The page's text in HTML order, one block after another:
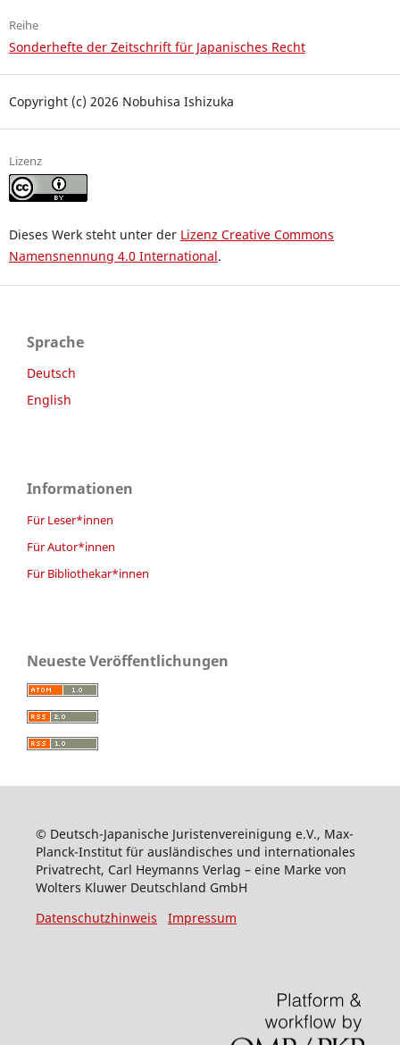
Reihe
Sonderhefte der Zeitschrift für Japanisches Recht
Copyright (c) 2026 Nobuhisa Ishizuka
Lizenz
Dieses Werk steht unter der Lizenz Creative Commons
Namensnennung 4.0 International.
Sprache
Deutsch
English
Informationen
Für Leser*innen
Für Autor*innen
Für Bibliothekar*innen
Neueste Veröffentlichungen
© Deutsch-Japanische Juristenvereinigung e.V., Max-
Planck-Institut für ausländisches und internationales
Privatrecht, Carl Heymanns Verlag – eine Marke von
Wolters Kluwer Deutschland GmbH
Datenschutzhinweis
Impressum